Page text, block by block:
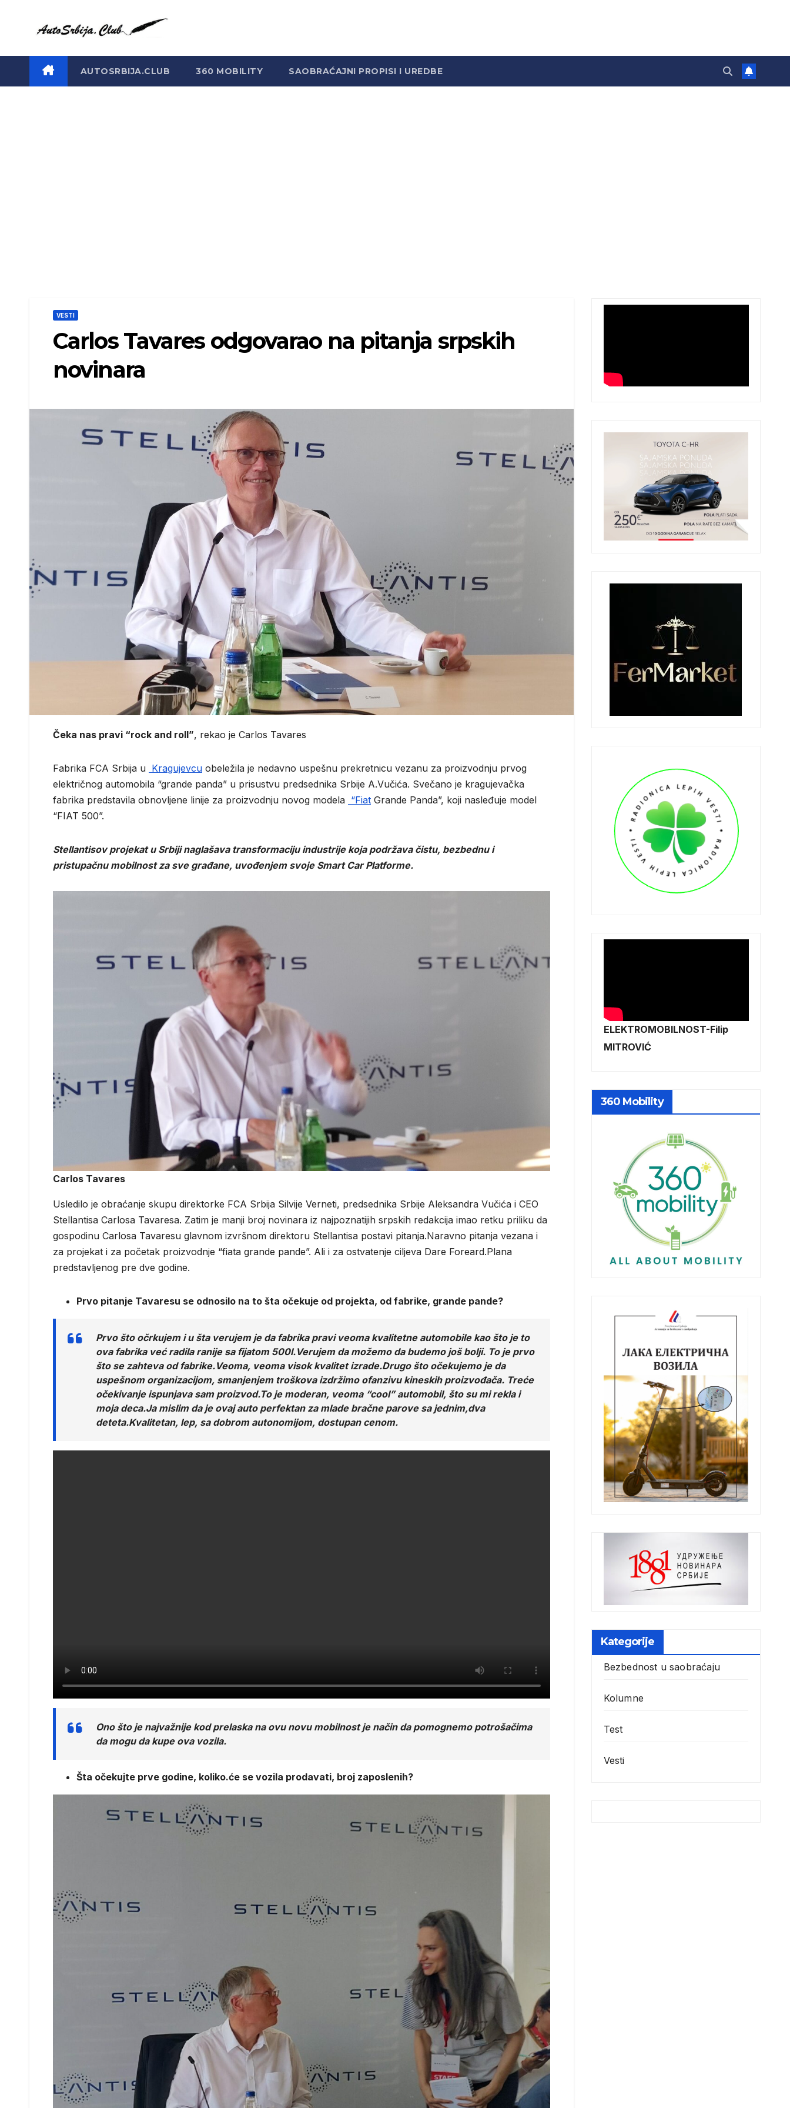
AUTOSRBIJA.CLUB 360 MOBILITY SAOBRAĆAJNI PROPISI I UREDBE
VESTI
Carlos Tavares odgovarao na pitanja srpskih
novinara
Čeka nas pravi “rock and roll”, rekao je Carlos Tavares
Fabrika FCA Srbija u Kragujevcu obeležila je nedavno uspešnu prekretnicu vezanu za proizvodnju prvog
električnog automobila “grande panda” u prisustvu predsednika Srbije A.Vučića. Svečano je kragujevačka
fabrika predstavila obnovljene linije za proizvodnju novog modela “Fiat Grande Panda”, koji nasleđuje model
“FIAT 500”.
Stellantisov projekat u Srbiji naglašava transformaciju industrije koja podržava čistu, bezbednu i
pristupačnu mobilnost za sve građane, uvođenjem svoje Smart Car Platforme.
Carlos Tavares
Usledilo je obraćanje skupu direktorke FCA Srbija Silvije Verneti, predsednika Srbije Aleksandra Vučića i CEO
Stellantisa Carlosa Tavaresa. Zatim je manji broj novinara iz najpoznatijih srpskih redakcija imao retku priliku da
gospodinu Carlosa Tavaresu glavnom izvršnom direktoru Stellantisa postavi pitanja.Naravno pitanja vezana i
za projekat i za početak proizvodnje “fiata grande pande”. Ali i za ostvatenje ciljeva Dare Foreard.Plana
predstavljenog pre dve godine.
Prvo pitanje Tavaresu se odnosilo na to šta očekuje od projekta, od fabrike, grande pande?
Prvo što očrkujem i u šta verujem je da fabrika pravi veoma kvalitetne automobile kao što je to
ova fabrika već radila ranije sa fijatom 500l.Verujem da možemo da budemo još bolji. To je prvo
što se zahteva od fabrike.Veoma, veoma visok kvalitet izrade.Drugo što očekujemo je da
uspešnom organizacijom, smanjenjem troškova izdržimo ofanzivu kineskih proizvođača. Treće
očekivanje ispunjava sam proizvod.To je moderan, veoma “cool” automobil, što su mi rekla i
moja deca.Ja mislim da je ovaj auto perfektan za mlade bračne parove sa jednim,dva
deteta.Kvalitetan, lep, sa dobrom autonomijom, dostupan cenom.
Ono što je najvažnije kod prelaska na ovu novu mobilnost je način da pomognemo potrošačima
da mogu da kupe ova vozila.
Šta očekujte prve godine, koliko.će se vozila prodavati, broj zaposlenih?
ELEKTROMOBILNOST-Filip
MITROVIĆ
360 Mobility
Kategorije
Bezbednost u saobraćaju
Kolumne
Test
Vesti